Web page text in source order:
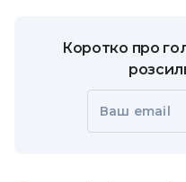
Коротко про
Ваш email